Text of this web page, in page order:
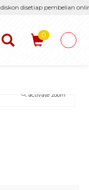
disetiap pembelian
0
activate zoom